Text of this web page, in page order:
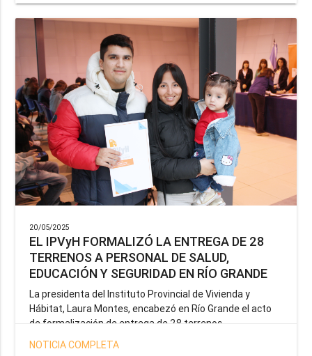
20/05/2025
EL IPVyH FORMALIZÓ LA ENTREGA DE 28
TERRENOS A PERSONAL DE SALUD,
EDUCACIÓN Y SEGURIDAD EN RÍO GRANDE
La presidenta del Instituto Provincial de Vivienda y
Hábitat, Laura Montes, encabezó en Río Grande el acto
de formalización de entrega de 28 terrenos
correspondientes a la operatoria especial anunciada por
el Gobernador Gustavo Melella, la cual tiene como
NOTICIA COMPLETA